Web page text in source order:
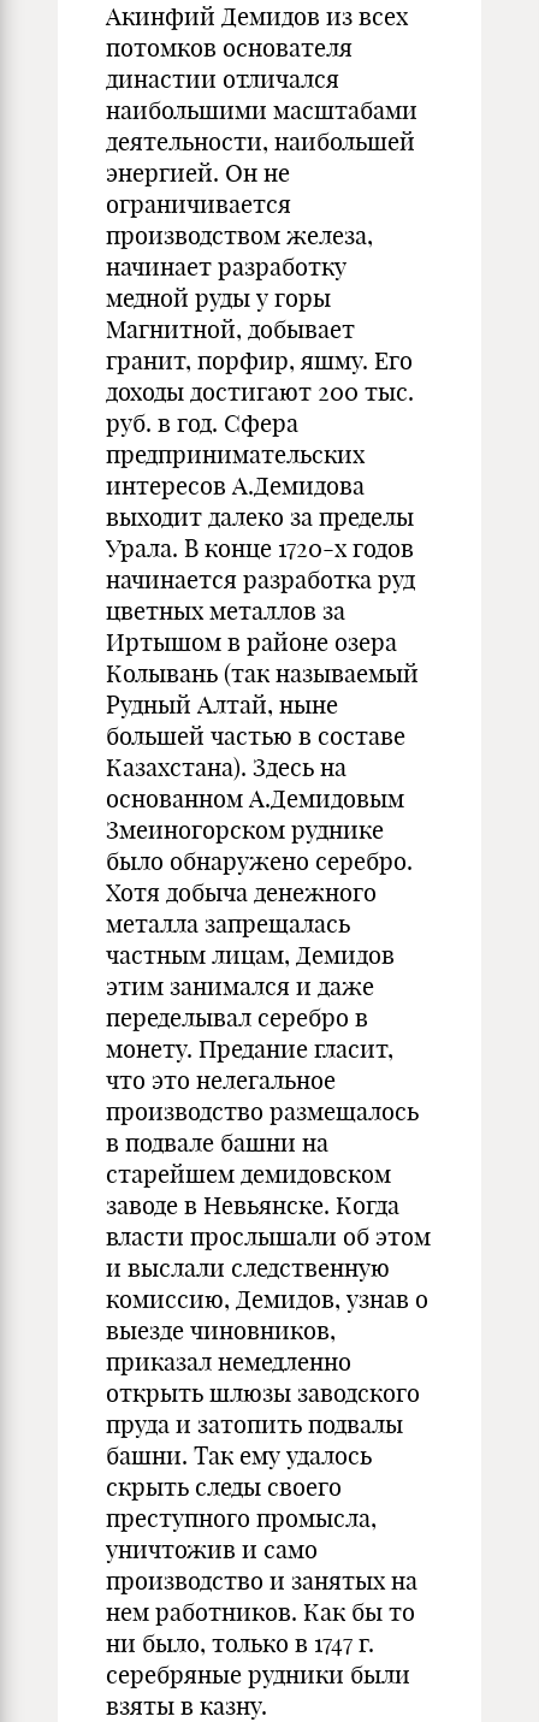
Акинфий Демидов из всех
потомков основателя
династии отличался
наибольшими масштабами
деятельности, наибольшей
энергией. Он не
ограничивается
производством железа,
начинает разработку
медной руды у горы
Магнитной, добывает
гранит, порфир, яшму. Его
доходы достигают 200 тыс.
руб. в год. Сфера
предпринимательских
интересов А.Демидова
выходит далеко за пределы
Урала. В конце 1720-х годов
начинается разработка руд
цветных металлов за
Иртышом в районе озера
Колывань (так называемый
Рудный Алтай, ныне
большей частью в составе
Казахстана). Здесь на
основанном А.Демидовым
Змеиногорском руднике
было обнаружено серебро.
Хотя добыча денежного
металла запрещалась
частным лицам, Демидов
этим занимался и даже
переделывал серебро в
монету. Предание гласит,
что это нелегальное
производство размещалось
в подвале башни на
старейшем демидовском
заводе в Невьянске. Когда
власти прослышали об этом
и выслали следственную
комиссию, Демидов, узнав о
выезде чиновников,
приказал немедленно
открыть шлюзы заводского
пруда и затопить подвалы
башни. Так ему удалось
скрыть следы своего
преступного промысла,
уничтожив и само
производство и занятых на
нем работников. Как бы то
ни было, только в 1747 г.
серебряные рудники были
взяты в казну.